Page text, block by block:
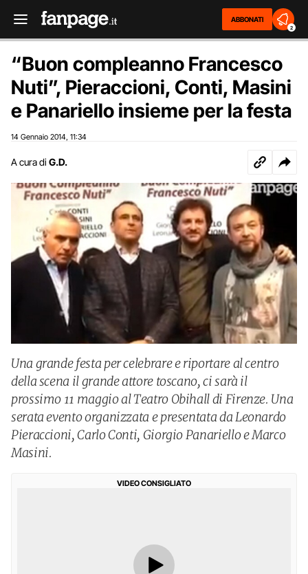
ABBONATI
2
“Buon compleanno Francesco
Nuti”, Pieraccioni, Conti, Masini
e Panariello insieme per la festa
14 Gennaio 2014 11:34
A cura di G.D.
Una grande festa per celebrare e riportare al centro
della scena il grande attore toscano, ci sarà il
prossimo 11 maggio al Teatro Obihall di Firenze. Una
serata evento organizzata e presentata da Leonardo
Pieraccioni, Carlo Conti, Giorgio Panariello e Marco
Masini.
VIDEO CONSIGLIATO